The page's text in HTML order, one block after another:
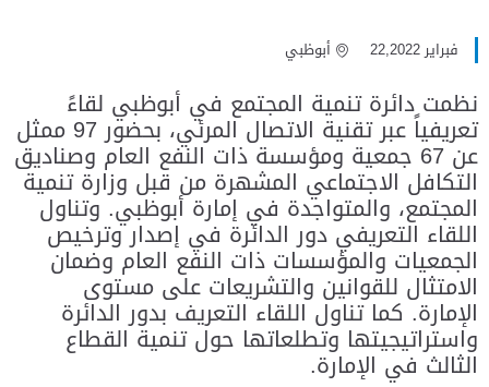
فبراير 22,2022 أبوظبي
نظمت دائرة تنمية المجتمع في أبوظبي لقاءً
تعريفياً عبر تقنية الاتصال المرئي، بحضور 97 ممثل
عن 67 جمعية ومؤسسة ذات النفع العام وصناديق
التكافل الاجتماعي المشهرة من قبل وزارة تنمية
المجتمع، والمتواجدة في إمارة أبوظبي. وتناول
اللقاء التعريفي دور الدائرة في إصدار وترخيص
الجمعيات والمؤسسات ذات النفع العام وضمان
الامتثال للقوانين والتشريعات على مستوى
الإمارة. كما تناول اللقاء التعريف بدور الدائرة
واستراتيجيتها وتطلعاتها حول تنمية القطاع
الثالث في الإمارة.